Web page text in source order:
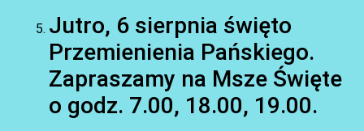
Jutro, 6 sierpnia święto
Przemienienia Pańskiego.
Zapraszamy na Msze Święte
o godz. 7.00, 18.00, 19.00.